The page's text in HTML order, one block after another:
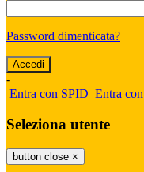
Password dimenticata?
-
Entra con SPID Entra
Seleziona utente
button close ×